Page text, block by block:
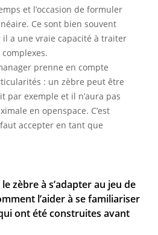
et l’occasion de formuler
Ce sont bien souvent
il a une vraie capacité à traiter
prenne en compte
: un zèbre peut être
par exemple et il n’aura pas
en openspace. C’est
accepter en tant que
zèbre à s’adapter au jeu de
l’aider à se familiariser
ont été construites avant